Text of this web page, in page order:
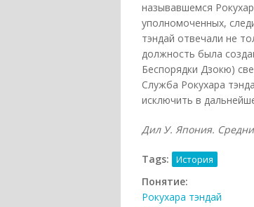
называвшемся
уполномоченных,
тэндай отвечали не
должность была
Беспорядки Дзокю)
Служба Рокухара
исключить в
Дил У. Япония.
Tags: История
Понятие:
Рокухара тэндай